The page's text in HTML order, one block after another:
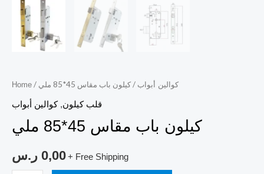
Home / كوالين أبواب / كيلون باب مقاس 45*85 ملي
قلب كيلون,كوالين أبواب
كيلون باب مقاس 45*85 ملي
0,00 ر.س + Free Shipping